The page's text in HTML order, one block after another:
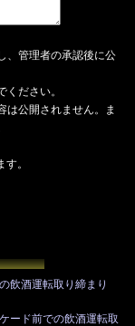
、管理者の承認後に公
ださい。
は公開されません。ま
。
飲酒運転取り締まり
ード前での飲酒運転取